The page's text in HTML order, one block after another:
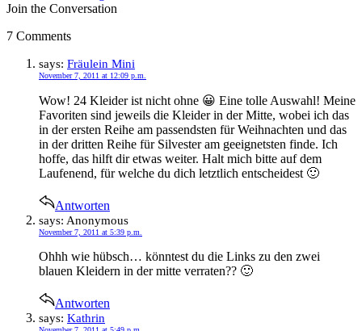
Join the Conversation
7 Comments
says: Fräulein Mini
November 7, 2011 at 12:09 p.m.
Wow! 24 Kleider ist nicht ohne 😀 Eine tolle Auswahl! Meine
Favoriten sind jeweils die Kleider in der Mitte, wobei ich das
in der ersten Reihe am passendsten für Weihnachten und das
in der dritten Reihe für Silvester am geeignetsten finde. Ich
hoffe, das hilft dir etwas weiter. Halt mich bitte auf dem
Laufenend, für welche du dich letztlich entscheidest 🙂
Antworten
says: Anonymous
November 7, 2011 at 5:39 p.m.
Ohhh wie hübsch… könntest du die Links zu den zwei
blauen Kleidern in der mitte verraten?? 🙂
Antworten
says: Kathrin